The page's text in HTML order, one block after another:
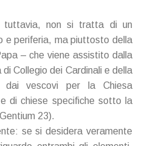
tuttavia, non si tratta di un
e periferia, ma piuttosto della
– che viene assistito dalla
Collegio dei Cardinali e della
dai vescovi per la Chiesa
di chiese specifiche sotto la
23).
se si desidera veramente